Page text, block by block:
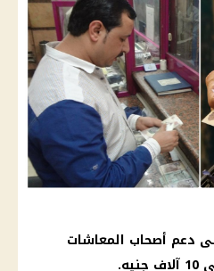
دعم أصحاب المعاشات